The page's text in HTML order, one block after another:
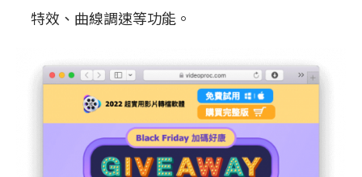
特效、曲線調速等功能。